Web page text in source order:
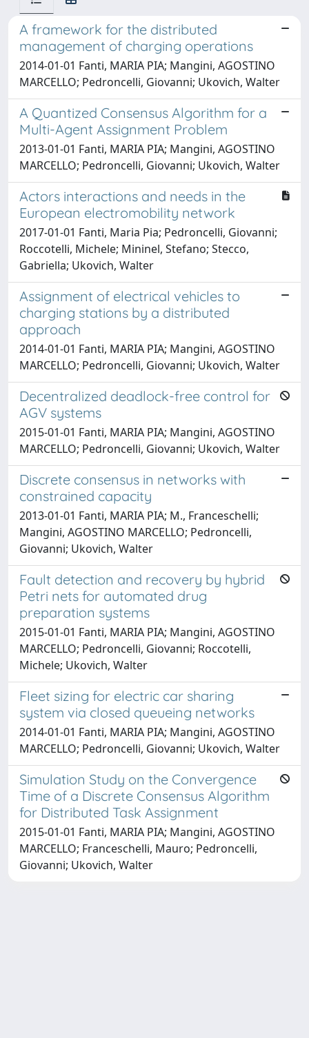
A framework for the distributed
management of charging operations
2014-01-01 Fanti, MARIA PIA; Mangini, AGOSTINO
MARCELLO; Pedroncelli, Giovanni; Ukovich, Walter
A Quantized Consensus Algorithm for a
Multi-Agent Assignment Problem
2013-01-01 Fanti, MARIA PIA; Mangini, AGOSTINO
MARCELLO; Pedroncelli, Giovanni; Ukovich, Walter
Actors interactions and needs in the
European electromobility network
2017-01-01 Fanti, Maria Pia; Pedroncelli, Giovanni;
Roccotelli, Michele; Mininel, Stefano; Stecco,
Gabriella; Ukovich, Walter
Assignment of electrical vehicles to
charging stations by a distributed
approach
2014-01-01 Fanti, MARIA PIA; Mangini, AGOSTINO
MARCELLO; Pedroncelli, Giovanni; Ukovich, Walter
Decentralized deadlock-free control for
AGV systems
2015-01-01 Fanti, MARIA PIA; Mangini, AGOSTINO
MARCELLO; Pedroncelli, Giovanni; Ukovich, Walter
Discrete consensus in networks with
constrained capacity
2013-01-01 Fanti, MARIA PIA; M., Franceschelli;
Mangini, AGOSTINO MARCELLO; Pedroncelli,
Giovanni; Ukovich, Walter
Fault detection and recovery by hybrid
Petri nets for automated drug
preparation systems
2015-01-01 Fanti, MARIA PIA; Mangini, AGOSTINO
MARCELLO; Pedroncelli, Giovanni; Roccotelli,
Michele; Ukovich, Walter
Fleet sizing for electric car sharing
system via closed queueing networks
2014-01-01 Fanti, MARIA PIA; Mangini, AGOSTINO
MARCELLO; Pedroncelli, Giovanni; Ukovich, Walter
Simulation Study on the Convergence
Time of a Discrete Consensus Algorithm
for Distributed Task Assignment
2015-01-01 Fanti, MARIA PIA; Mangini, AGOSTINO
MARCELLO; Franceschelli, Mauro; Pedroncelli,
Giovanni; Ukovich, Walter